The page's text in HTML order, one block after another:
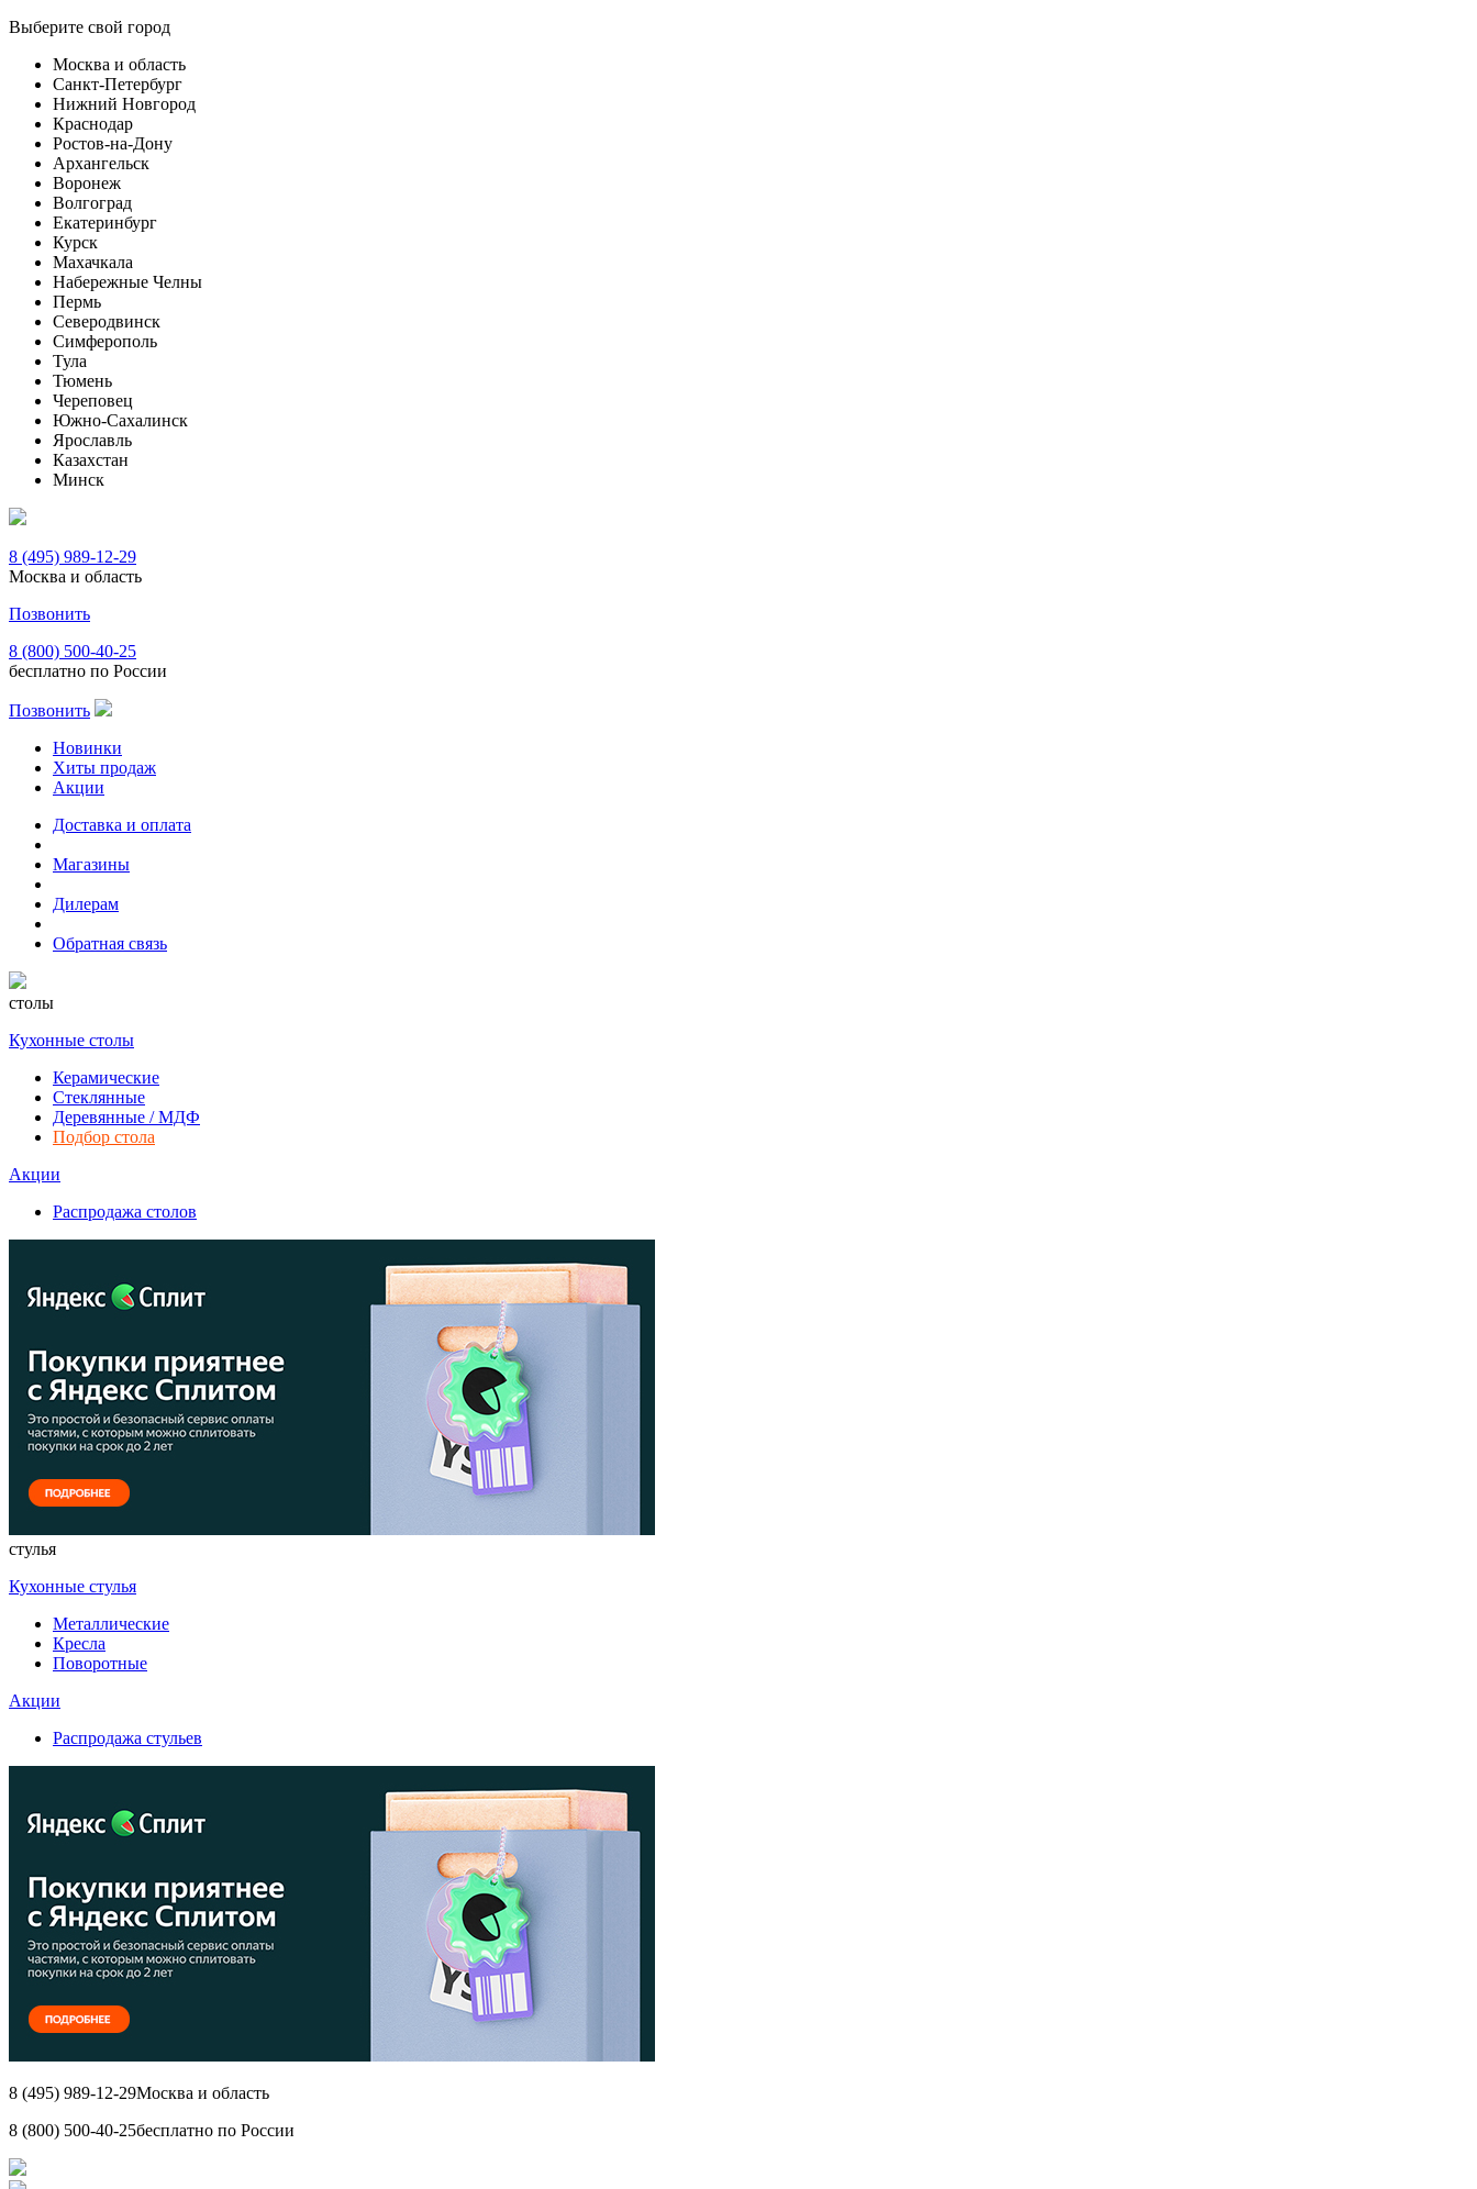
Выберите свой город
Москва и область
Санкт-Петербург
Нижний Новгород
Краснодар
Ростов-на-Дону
Архангельск
Воронеж
Волгоград
Екатеринбург
Курск
Махачкала
Набережные Челны
Пермь
Северодвинск
Симферополь
Тула
Тюмень
Череповец
Южно-Сахалинск
Ярославль
Казахстан
Минск
8 (495) 989-12-29
Москва и область
Позвонить
8 (800) 500-40-25
бесплатно по России
Позвонить
Новинки
Хиты продаж
Акции
Доставка и оплата
Магазины
Дилерам
Обратная связь
столы
Кухонные столы
Керамические
Стеклянные
Деревянные / МДФ
Подбор стола
Акции
Распродажа столов
стулья
Кухонные стулья
Металлические
Кресла
Поворотные
Акции
Распродажа стульев
8 (495) 989-12-29Москва и область
8 (800) 500-40-25бесплатно по России